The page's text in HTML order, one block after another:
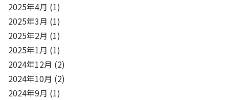
2025年4月 (1)
2025年3月 (1)
2025年2月 (1)
2025年1月 (1)
2024年12月 (2)
2024年10月 (2)
2024年9月 (1)